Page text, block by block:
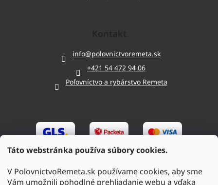
Táto webstránka používa súbory cookies.
V PolovnictvoRemeta.sk používame cookies, aby sme
Vám umožnili pohodlné prehliadanie webu a vďaka
info@polovnictvoremeta.sk
+421 54 472 94 06
Poľovníctvo a rybárstvo Remeta